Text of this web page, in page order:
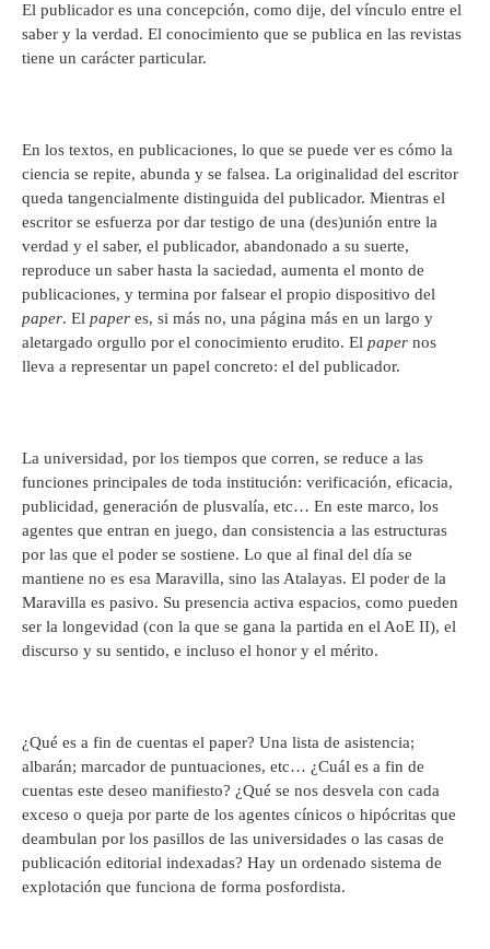
El publicador es una concepción, como dije, del vínculo entre el
saber y la verdad. El conocimiento que se publica en las revistas
tiene un carácter particular.
En los textos, en publicaciones, lo que se puede ver es cómo la
ciencia se repite, abunda y se falsea. La originalidad del escritor
queda tangencialmente distinguida del publicador. Mientras el
escritor se esfuerza por dar testigo de una (des)unión entre la
verdad y el saber, el publicador, abandonado a su suerte,
reproduce un saber hasta la saciedad, aumenta el monto de
publicaciones, y termina por falsear el propio dispositivo del
paper. El paper es, si más no, una página más en un largo y
aletargado orgullo por el conocimiento erudito. El paper nos
lleva a representar un papel concreto: el del publicador.
La universidad, por los tiempos que corren, se reduce a las
funciones principales de toda institución: verificación, eficacia,
publicidad, generación de plusvalía, etc… En este marco, los
agentes que entran en juego, dan consistencia a las estructuras
por las que el poder se sostiene. Lo que al final del día se
mantiene no es esa Maravilla, sino las Atalayas. El poder de la
Maravilla es pasivo. Su presencia activa espacios, como pueden
ser la longevidad (con la que se gana la partida en el AoE II), el
discurso y su sentido, e incluso el honor y el mérito.
¿Qué es a fin de cuentas el paper? Una lista de asistencia;
albarán; marcador de puntuaciones, etc… ¿Cuál es a fin de
cuentas este deseo manifiesto? ¿Qué se nos desvela con cada
exceso o queja por parte de los agentes cínicos o hipócritas que
deambulan por los pasillos de las universidades o las casas de
publicación editorial indexadas? Hay un ordenado sistema de
explotación que funciona de forma posfordista.